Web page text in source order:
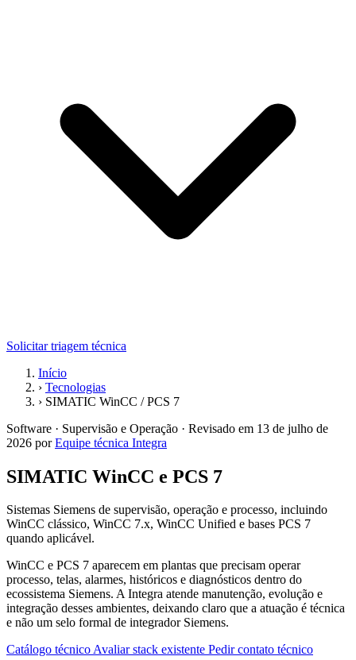
Solicitar triagem técnica
Início
› Tecnologias
› SIMATIC WinCC / PCS 7
Software · Supervisão e Operação · Revisado em 13 de julho de
2026 porEquipe técnica Integra
SIMATIC WinCC e PCS 7
Sistemas Siemens de supervisão, operação e processo, incluindo
WinCC clássico, WinCC 7.x, WinCC Unified e bases PCS 7
quando aplicável.
WinCC e PCS 7 aparecem em plantas que precisam operar
processo, telas, alarmes, históricos e diagnósticos dentro do
ecossistema Siemens. A Integra atende manutenção, evolução e
integração desses ambientes, deixando claro que a atuação é técnica
e não um selo formal de integrador Siemens.
Catálogo técnicoAvaliar stack existente Pedir contato técnico